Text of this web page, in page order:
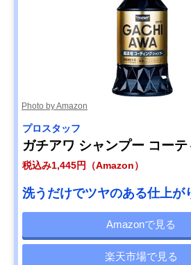
Photo by Amazon
プロスタッフ
ガチアワ シャンプー コー
税込み1,445円（Amazon）
洗うだけでツヤのある仕上が
Amazonで見る
楽天市場で見る